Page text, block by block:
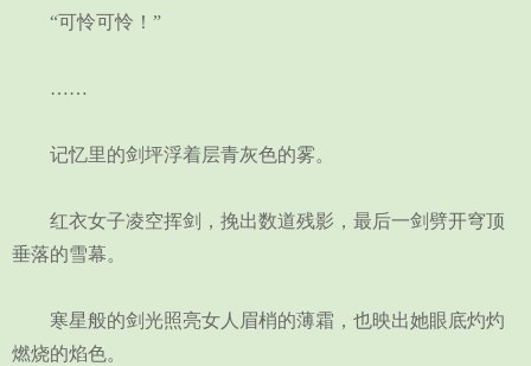
“可怜可怜！”
……
记忆里的剑坪浮着层青灰色的雾。
红衣女子凌空挥剑，挽出数道残影，最后一剑劈开穹顶
垂落的雪幕。
寒星般的剑光照亮女人眉梢的薄霜，也映出她眼底灼灼
燃烧的焰色。